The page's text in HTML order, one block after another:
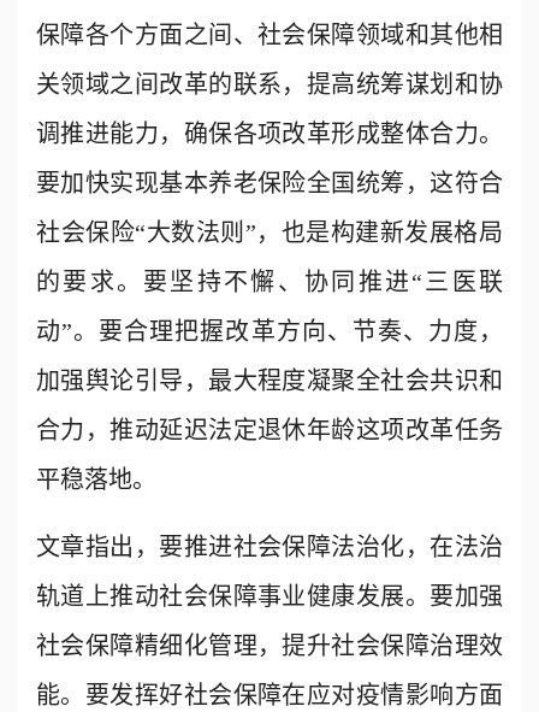
保障各个方面之间、社会保障领域和其他相
关领域之间改革的联系，提高统筹谋划和协
调推进能力，确保各项改革形成整体合力。
要加快实现基本养老保险全国统筹，这符合
社会保险“大数法则”，也是构建新发展格局
的要求。要坚持不懈、协同推进“三医联
动”。要合理把握改革方向、节奏、力度，
加强舆论引导，最大程度凝聚全社会共识和
合力，推动延迟法定退休年龄这项改革任务
平稳落地。
文章指出，要推进社会保障法治化，在法治
轨道上推动社会保障事业健康发展。要加强
社会保障精细化管理，提升社会保障治理效
能。要发挥好社会保障在应对疫情影响方面